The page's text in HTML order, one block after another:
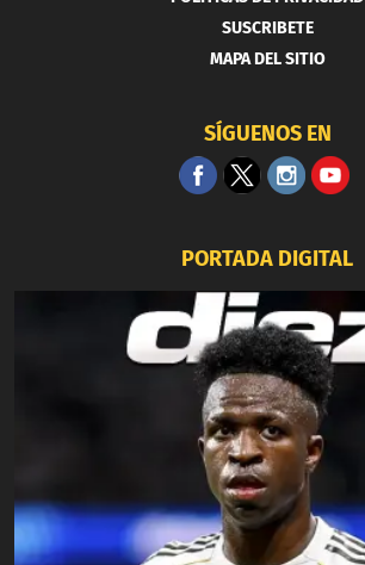
SUSCRIBETE
MAPA DEL SITIO
SÍGUENOS EN
PORTADA DIGITAL